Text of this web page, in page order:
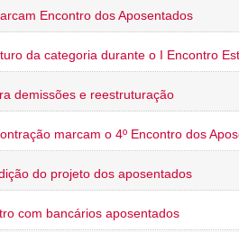
Encontro dos Aposentados
da categoria durante o I Encontro
demissões e reestruturação
marcam o 4º Encontro dos
do projeto dos aposentados
com bancários aposentados